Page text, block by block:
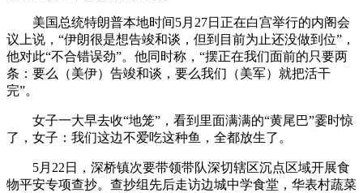
美国总统特朗普本地时间5月27日正在白宫举行的内阁会
议上说，“伊朗很是想告竣和谈，但到目前为止还没做到位”，
他对此“不合错误劲”。他同时称，“摆正在我们面前的只要两
条：要么（美伊）告竣和谈，要么我们（美军）就把活干
完”。
女子一大早去收“地笼”，看到里面满满的“黄尾巴”霎时惊
了，女子：我们这边不爱吃这种鱼，全都放生了。
5月22日，深桥镇次要带领带队深切辖区沉点区域开展食
物平安专项查抄。查抄组先后走访边城中学食堂，华表村蔬菜